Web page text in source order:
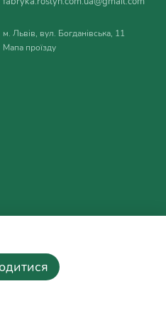
своєю поживністю і
видів потребують прямих
м. Львів, вул. Богданівська, 11
Мапа проїзду